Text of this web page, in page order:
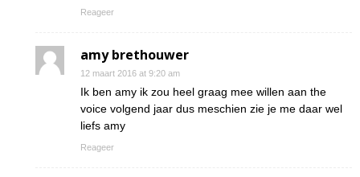
Reageer
amy brethouwer
12 maart 2016 at 9:20 am
Ik ben amy ik zou heel graag mee willen aan the
voice volgend jaar dus meschien zie je me daar wel
liefs amy
Reageer